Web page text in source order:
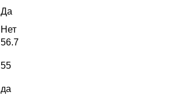
Да
Нет
56.7
55
да